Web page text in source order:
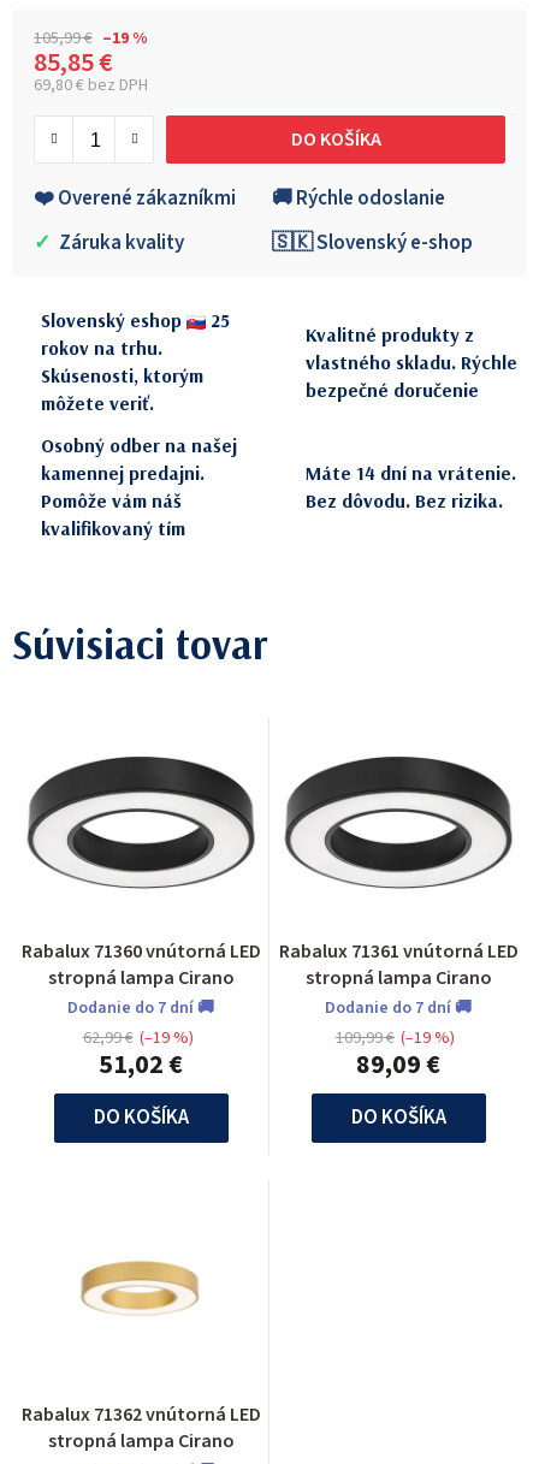
105,99 € –19 %
85,85 €
69,80 € bez DPH
DO KOŠÍKA
❤️ Overené zákazníkmi
🚚 Rýchle odoslanie
✓ Záruka kvality 🇸🇰 Slovenský e-shop
Slovenský eshop
25
rokov na trhu.
Skúsenosti, ktorým
môžete veriť.
Kvalitné produkty z
vlastného skladu. Rýchle
bezpečné doručenie
Osobný odber na našej
kamennej predajni.
Pomôže vám náš
kvalifikovaný tím
Máte 14 dní na vrátenie.
Bez dôvodu. Bez rizika.
Súvisiaci tovar
Rabalux 71360 vnútorná LED
stropná lampa Cirano
Dodanie do 7 dní 🚚
51,02 €
62,99 € (–19 %)
DO KOŠÍKA
Rabalux 71361 vnútorná LED
stropná lampa Cirano
Dodanie do 7 dní 🚚
89,09 €
109,99 € (–19 %)
DO KOŠÍKA
Rabalux 71362 vnútorná LED
stropná lampa Cirano